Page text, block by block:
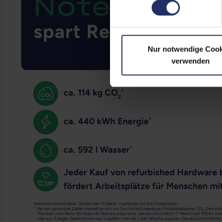
Nur notwendige
verwenden